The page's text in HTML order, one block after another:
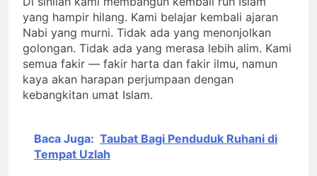
yang hampir hilang. Kami belajar kembali ajaran
Nabi yang murni. Tidak ada yang menonjolkan
golongan. Tidak ada yang merasa lebih alim. Kami
semua fakir — fakir harta dan fakir ilmu, namun
kaya akan harapan perjumpaan dengan
kebangkitan umat Islam.
Baca Juga: Taubat Bagi Penduduk Ruhani di
Tempat Uzlah